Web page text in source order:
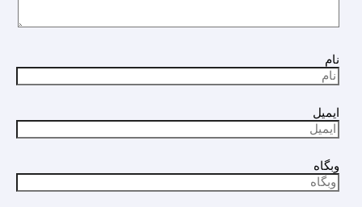
نام
ایمیل
وبگاه